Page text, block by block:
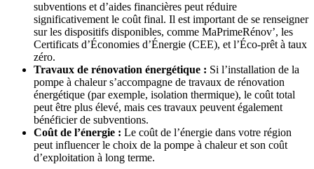
subventions et d’aides financières peut réduire
significativement le coût final. Il est important de se renseigner
sur les dispositifs disponibles, comme MaPrimeRénov’, les
Certificats d’Économies d’Énergie (CEE), et l’Éco-prêt à taux
zéro.
Travaux de rénovation énergétique : Si l’installation de la
pompe à chaleur s’accompagne de travaux de rénovation
énergétique (par exemple, isolation thermique), le coût total
peut être plus élevé, mais ces travaux peuvent également
bénéficier de subventions.
Coût de l’énergie : Le coût de l’énergie dans votre région
peut influencer le choix de la pompe à chaleur et son coût
d’exploitation à long terme.